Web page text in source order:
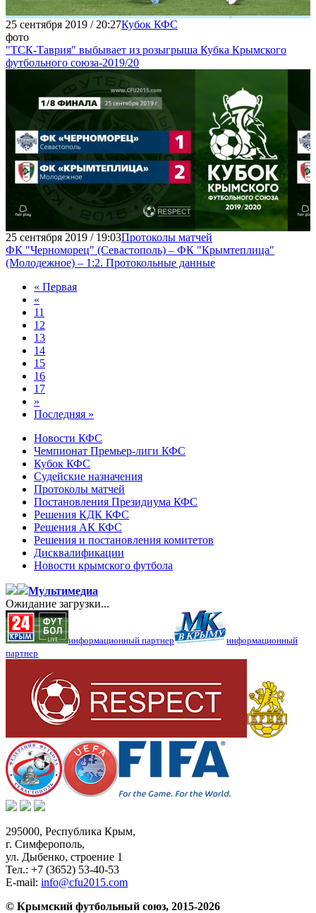
25 сентября 2019 / 20:27Кубок КФС
фото
"ТСК-Таврия" выбывает из розыгрыша Кубка Крымского
футбольного союза-2019/20
25 сентября 2019 / 19:03Протоколы матчей
ФК "Черноморец" (Севастополь) – ФК "Крымтеплица"
(Молодежное) – 1:2. Протокольные данные
« Первая
«
11
12
13
14
15
16
17
»
Последняя »
Новости КФС
Чемпионат Премьер-лиги КФС
Кубок КФС
Судейские назначения
Протоколы матчей
Постановления Президиума КФС
Решения КДК КФС
Решения АК КФС
Решения и постановления комитетов
Дисквалификации
Новости крымского футбола
Мультимедиа
Ожидание загрузки...
информационный партнер
информационный
партнер
295000, Республика Крым,
г. Симферополь,
ул. Дыбенко, строение 1
Тел.: +7 (3652) 53-40-53
E-mail: info@cfu2015.com
© Крымский футбольный союз, 2015-2026